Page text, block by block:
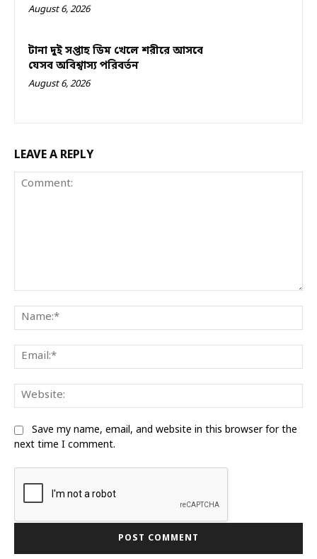
August 6, 2026
টানা দুই সপ্তাহ ডিম খেলে শরীরে আসবে
যেসব অবিশ্বাস্য পরিবর্তন
August 6, 2026
LEAVE A REPLY
Save my name, email, and website in this browser for the
next time I comment.